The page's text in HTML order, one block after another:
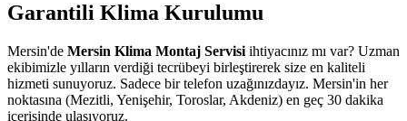
Garantili Klima Kurulumu
Mersin'de Mersin Klima Montaj Servisi ihtiyacınız mı var? Uzman
ekibimizle yılların verdiği tecrübeyi birleştirerek size en kaliteli
hizmeti sunuyoruz. Sadece bir telefon uzağınızdayız. Mersin'in her
noktasına (Mezitli, Yenişehir, Toroslar, Akdeniz) en geç 30 dakika
içerisinde ulaşıyoruz.